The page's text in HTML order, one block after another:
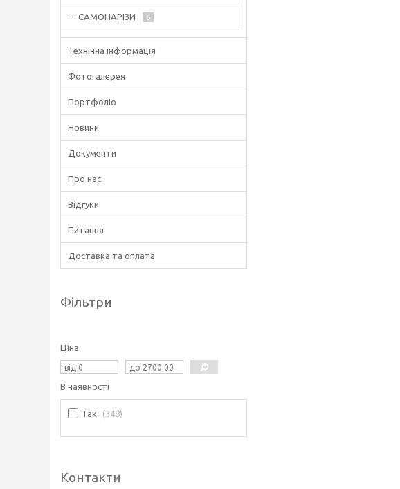
САМОНАРІЗИ 6
Технічна інформація
Фотогалерея
Портфоліо
Новини
Документи
Про нас
Відгуки
Питання
Доставка та оплата
Фільтри
Ціна
В наявності
Так 348
Контакти